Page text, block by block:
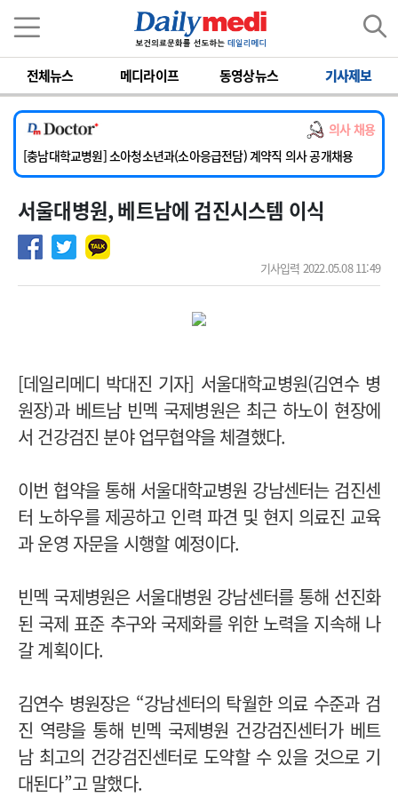
전체뉴스 메디라이프 동영상뉴스 기사제보
의사 채용
[서울아산병원] 2026년 하반기 인턴 모집
[영남대학교의료원] 마취통증의학과 임기제 임상의사 채용
[충남대학교병원] 소아청소년과(소아응급전담) 계약직 의사 공개채용
[동부병원] 계약직(응급의학과 전문의) 직원모집
[이대목동병원] 하반기 전공의(레지던트1년차) 모집
[서울아산병원] 2026년 하반기 인턴 모집
[영남대학교의료원] 마취통증의학과 임기제 임상의사 채용
서울대병원, 베트남에 검진시스템 이식
기사입력 2022.05.08 11:49
[데일리메디 박대진 기자] 서울대학교병원(김연수 병
원장)과 베트남 빈멕 국제병원은 최근 하노이 현장에
서 건강검진 분야 업무협약을 체결했다.
이번 협약을 통해 서울대학교병원 강남센터는 검진센
터 노하우를 제공하고 인력 파견 및 현지 의료진 교육
과 운영 자문을 시행할 예정이다.
빈멕 국제병원은 서울대병원 강남센터를 통해 선진화
된 국제 표준 추구와 국제화를 위한 노력을 지속해 나
갈 계획이다.
김연수 병원장은 “강남센터의 탁월한 의료 수준과 검
진 역량을 통해 빈멕 국제병원 건강검진센터가 베트
남 최고의 건강검진센터로 도약할 수 있을 것으로 기
대된다”고 말했다.